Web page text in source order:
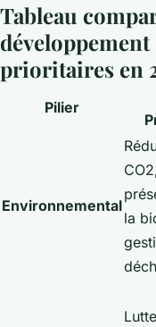
Tableau
prioritaires en
Pilier
Environnemental
la